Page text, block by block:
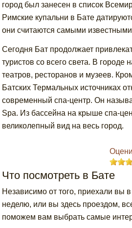
город был занесен в список
Римские купальни в Бате
они считаются самыми
Сегодня Бат продолжает
туристов со всего света. В городе
театров, ресторанов и музеев.
Батских Термальных источниках
современный спа-центр. Он
Spa. Из бассейна на крыше спа-
великолепный вид на весь город.
Что посмотреть в Бате
Независимо от того, приехали вы
неделю, или вы здесь проездом,
поможем вам выбрать самые